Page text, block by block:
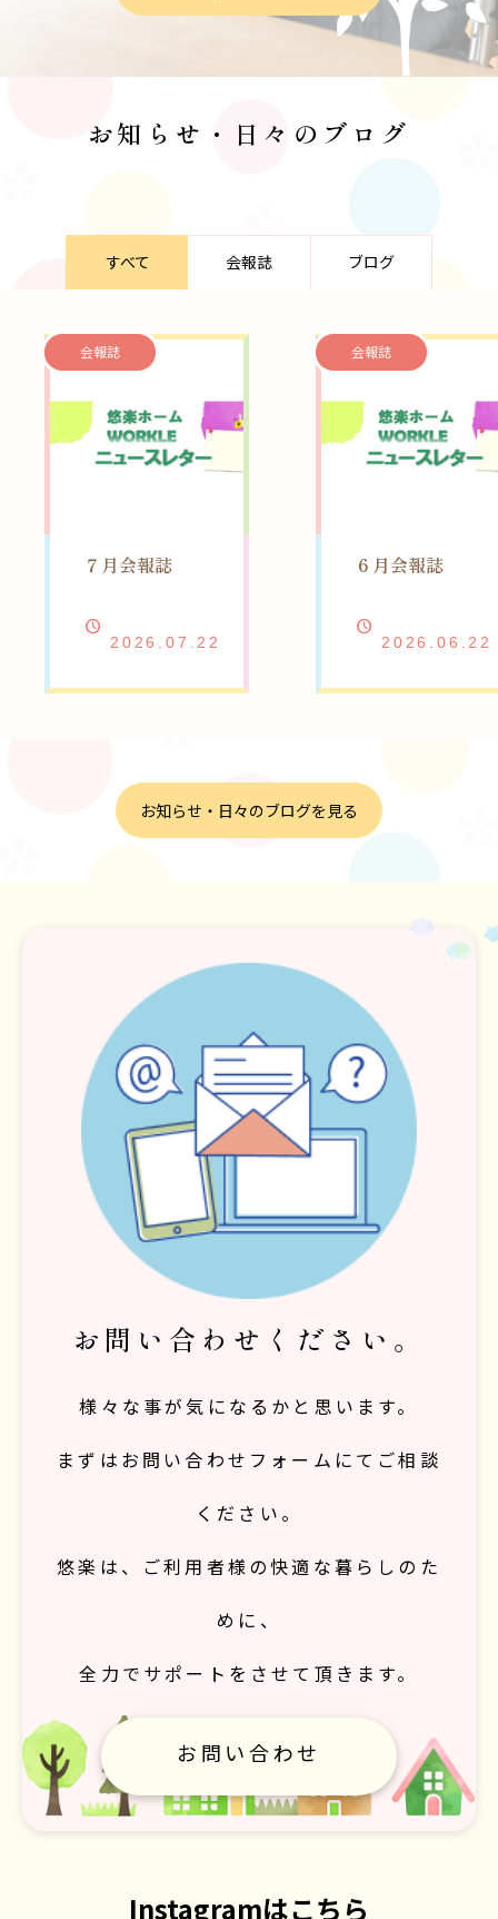
お知らせ・日々のブログ
すべて 会報誌 ブログ
会報誌
７月会報誌
2026.07.22
会報誌
６月会報誌
2026.06.22
お知らせ・日々のブログを見る
お問い合わせください。
様々な事が気になるかと思います。
まずはお問い合わせフォームにてご相談
ください。
悠楽は、ご利用者様の快適な暮らしのた
めに、
全力でサポートをさせて頂きます。
お問い合わせ
Instagramはこちら